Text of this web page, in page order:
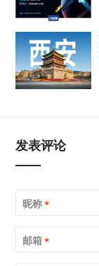
发表评论
昵称 *
邮箱 *